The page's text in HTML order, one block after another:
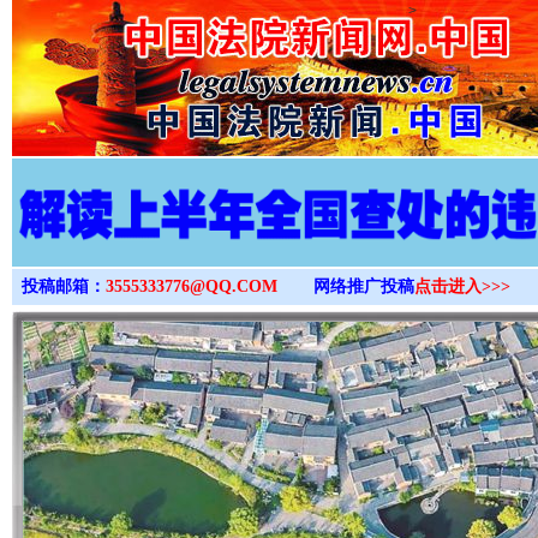
>
投稿邮箱： 3555333776@QQ.COM 网络推广投稿点击进入>>>